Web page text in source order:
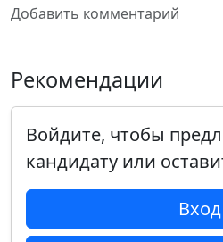
Добавить комментарий
Рекомендации
Войдите, чтобы
кандидату или
Вход